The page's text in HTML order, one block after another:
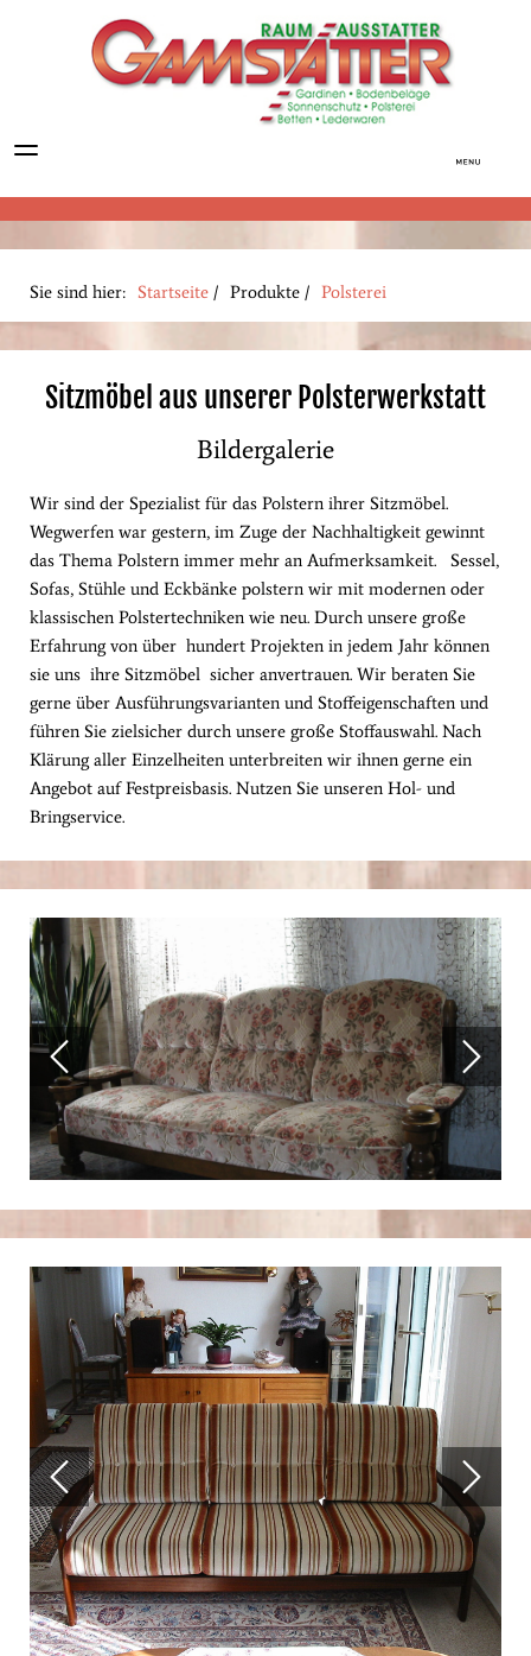
Sie sind hier: Startseite / Produkte / Polsterei
Sitzmöbel aus unserer Polsterwerkstatt
Bildergalerie
Wir sind der Spezialist für das Polstern ihrer Sitzmöbel.
Wegwerfen war gestern, im Zuge der Nachhaltigkeit gewinnt
das Thema Polstern immer mehr an Aufmerksamkeit. Sessel,
Sofas, Stühle und Eckbänke polstern wir mit modernen oder
klassischen Polstertechniken wie neu. Durch unsere große
Erfahrung von über hundert Projekten in jedem Jahr können
sie uns ihre Sitzmöbel sicher anvertrauen. Wir beraten Sie
gerne über Ausführungsvarianten und Stoffeigenschaften und
führen Sie zielsicher durch unsere große Stoffauswahl. Nach
Klärung aller Einzelheiten unterbreiten wir ihnen gerne ein
Angebot auf Festpreisbasis. Nutzen Sie unseren Hol- und
Bringservice.